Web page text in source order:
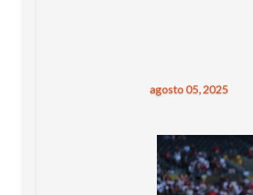
agosto 05, 2025